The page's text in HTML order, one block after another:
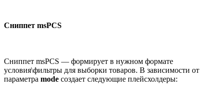
Сниппет msPCS
Сниппет msPCS — формирует в нужном формате
условия\фильтры для выборки товаров. В зависимости от
параметра mode создает следующие плейсхолдеры: